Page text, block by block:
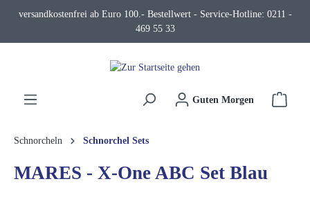
springen
versandkostenfrei ab Euro 100.- Bestellwert - Service-Hotline: 0211 -
469 55 33
Guten Morgen
Schnorcheln Schnorchel Sets
MARES - X-One ABC Set Blau